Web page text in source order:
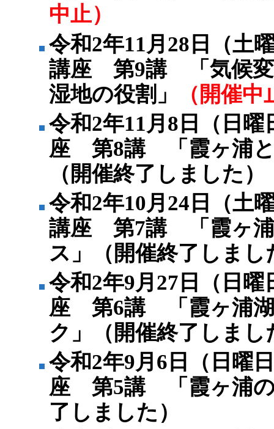
中止）
令和2年11月28日（土
講座 第9講 「気候変
湿地の役割」
（開催中
令和2年11月8日（日
座 第8講 「霞ヶ浦と
（開催終了しました）
令和2年10月24日（土
講座 第7講 「霞ヶ浦
ス」（開催終了しまし
令和2年9月27日（日
座 第6講 「霞ヶ浦湖
ク」（開催終了しまし
令和2年9月6日（日曜
座 第5講 「霞ヶ浦の
了しました）